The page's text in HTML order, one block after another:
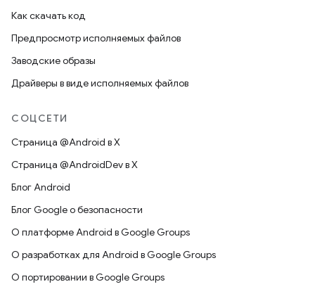
Как скачать код
Предпросмотр исполняемых файлов
Заводские образы
Драйверы в виде исполняемых файлов
СОЦСЕТИ
Страница @Android в X
Страница @AndroidDev в X
Блог Android
Блог Google о безопасности
О платформе Android в Google Groups
О разработках для Android в Google Groups
О портировании в Google Groups